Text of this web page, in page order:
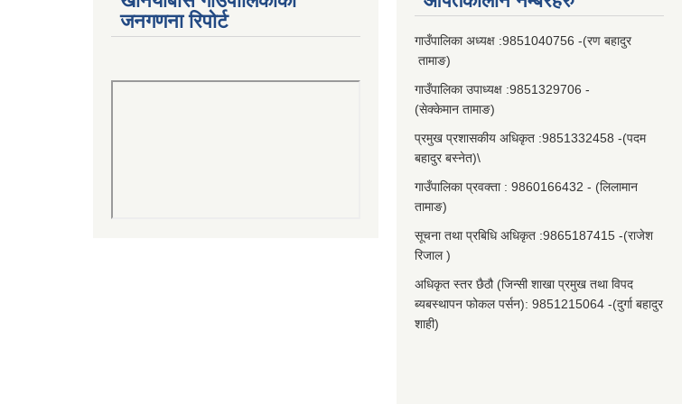
जनगणना रिपोर्ट
गाउँपालिका अध्यक्ष :9851040756 -(रण बहादुर
तामाङ)
गाउँपालिका उपाध्यक्ष :9851329706 -
(सेक्केमान तामाङ)
प्रमुख प्रशासकीय अधिकृत :9851332458 -(पदम
बहादुर बस्नेत)\
गाउँपालिका प्रवक्ता : 9860166432 - (लिलामान
तामाङ)
सूचना तथा प्रबिधि अधिकृत :9865187415 -(राजेश
रिजाल )
अधिकृत स्तर छैठौ (जिन्सी शाखा प्रमुख तथा विपद
ब्यबस्थापन फोकल पर्सन): 9851215064 -(दुर्गा बहादुर
शाही)